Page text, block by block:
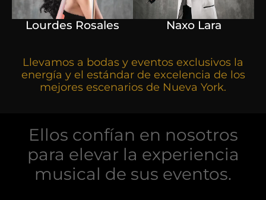
Lourdes Rosales Naxo Lara
Llevamos a bodas y eventos exclusivos la
energía y el estándar de excelencia de los
mejores escenarios de Nueva York.
Ellos confían en nosotros
para elevar la experiencia
musical de sus eventos.